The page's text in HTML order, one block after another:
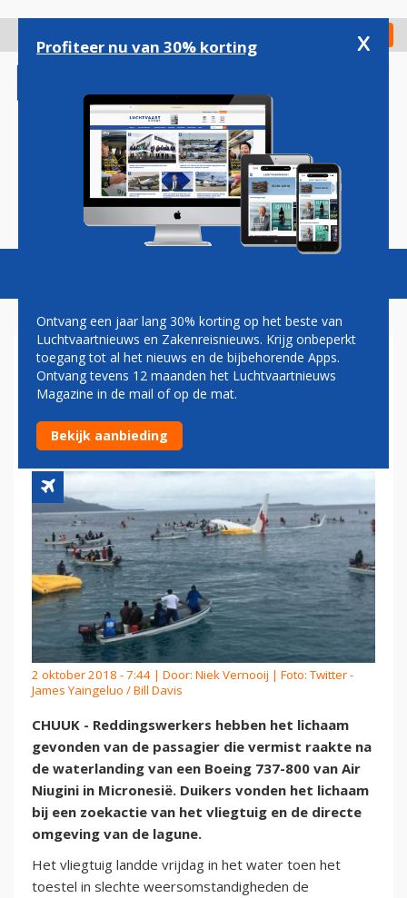
gaan
Check in
Magazine Podcasts Vacatures
LICHAAM VERMISTE
PASSAGIER AIR NIUGINI
GEVONDEN
2 oktober 2018 - 7:44 | Door: Niek Vernooij | Foto: Twitter -
James Yaingeluo / Bill Davis
CHUUK - Reddingswerkers hebben het lichaam
gevonden van de passagier die vermist raakte na
de waterlanding van een Boeing 737-800 van Air
Niugini in Micronesië. Duikers vonden het lichaam
bij een zoekactie van het vliegtuig en de directe
omgeving van de lagune.
Het vliegtuig landde vrijdag in het water toen het
toestel in slechte weersomstandigheden de
Profiteer nu van 30% korting x
Ontvang een jaar lang 30% korting op het beste van
Luchtvaartnieuws en Zakenreisnieuws. Krijg onbeperkt
toegang tot al het nieuws en de bijbehorende Apps.
Ontvang tevens 12 maanden het Luchtvaartnieuws
Magazine in de mail of op de mat.
Bekijk aanbieding